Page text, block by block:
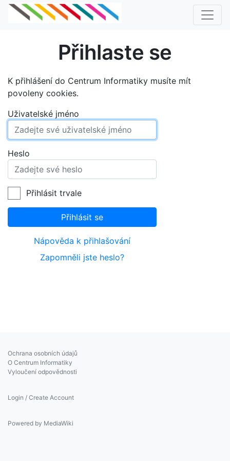
Přihlaste se
K přihlášení do Centrum Informatiky musíte mít
povoleny cookies.
Uživatelské jméno
Heslo
Přihlásit trvale
Přihlásit se
Nápověda k přihlašování
Zapomněli jste heslo?
Ochrana osobních údajů
O Centrum Informatiky
Vyloučení odpovědnosti
Login / Create Account
Powered by MediaWiki